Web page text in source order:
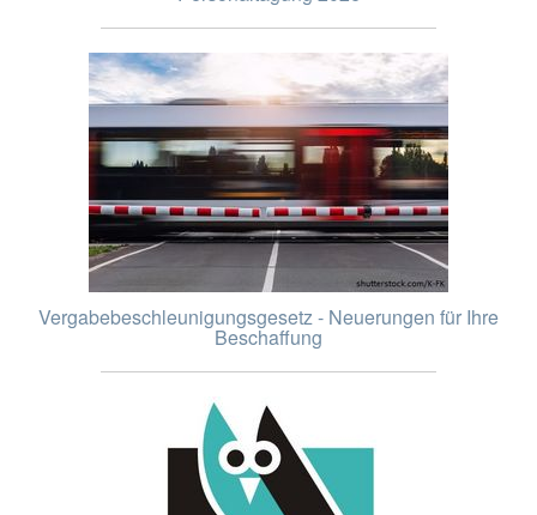
Vergabebeschleunigungsgesetz - Neuerungen für Ihre
Beschaffung